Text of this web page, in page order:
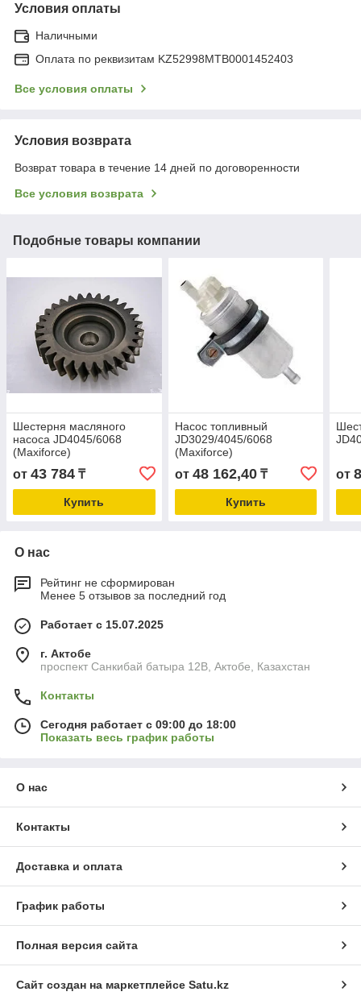
Условия оплаты
Наличными
Оплата по реквизитам KZ52998MTB0001452403
Все условия оплаты
Условия возврата
Возврат товара в течение 14 дней по договоренности
Все условия возврата
Подобные товары компании
Шестерня масляного
насоса JD4045/6068
(Maxiforce)
от 43 784 ₸
Купить
Насос топливный
JD3029/4045/6068
(Maxiforce)
от 48 162,40₸
Купить
от
О нас
Рейтинг не сформирован
Менее 5 отзывов за последний год
Работает с 15.07.2025
г. Актобе
проспект Санкибай батыра 12В, Актобе, Казахстан
Контакты
Сегодня работает с 09:00 до 18:00
Показать весь график работы
О нас
Контакты
Доставка и оплата
График работы
Полная версия сайта
Сайт создан на маркетплейсе Satu.kz